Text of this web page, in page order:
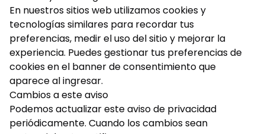
En nuestros sitios web utilizamos cookies y
tecnologías similares para recordar tus
preferencias, medir el uso del sitio y mejorar la
experiencia. Puedes gestionar tus preferencias de
cookies en el banner de consentimiento que
aparece al ingresar.
Cambios a este aviso
Podemos actualizar este aviso de privacidad
periódicamente. Cuando los cambios sean